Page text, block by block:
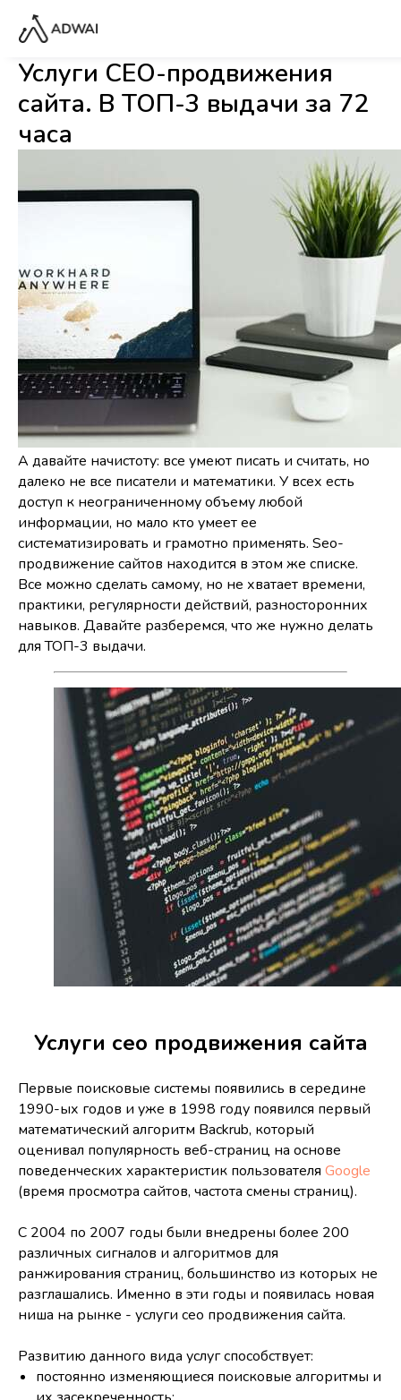
Услуги СЕО-продвижения
сайта. В ТОП-3 выдачи за 72
часа
А давайте начистоту: все умеют писать и считать, но
далеко не все писатели и математики. У всех есть
доступ к неограниченному объему любой
информации, но мало кто умеет ее
систематизировать и грамотно применять. Seo-
продвижение сайтов находится в этом же списке.
Все можно сделать самому, но не хватает времени,
практики, регулярности действий, разносторонних
навыков. Давайте разберемся, что же нужно делать
для ТОП-3 выдачи.
Услуги сео продвижения сайта
Первые поисковые системы появились в середине
1990-ых годов и уже в 1998 году появился первый
математический алгоритм Backrub, который
оценивал популярность веб-страниц на основе
поведенческих характеристик пользователя Google
(время просмотра сайтов, частота смены страниц).
С 2004 по 2007 годы были внедрены более 200
различных сигналов и алгоритмов для
ранжирования страниц, большинство из которых не
разглашались. Именно в эти годы и появилась новая
ниша на рынке - услуги сео продвижения сайта.
Развитию данного вида услуг способствует:
постоянно изменяющиеся поисковые алгоритмы и